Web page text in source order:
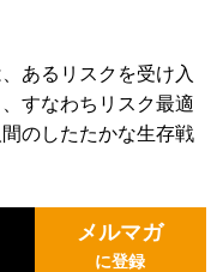
あるリスクを受け入
すなわちリスク最適
のしたたかな生存戦
メルマガ
に登録